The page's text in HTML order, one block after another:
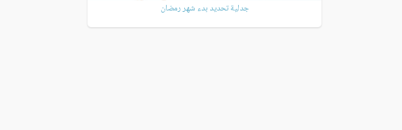
جدلية تحديد بدء شهر رمضان